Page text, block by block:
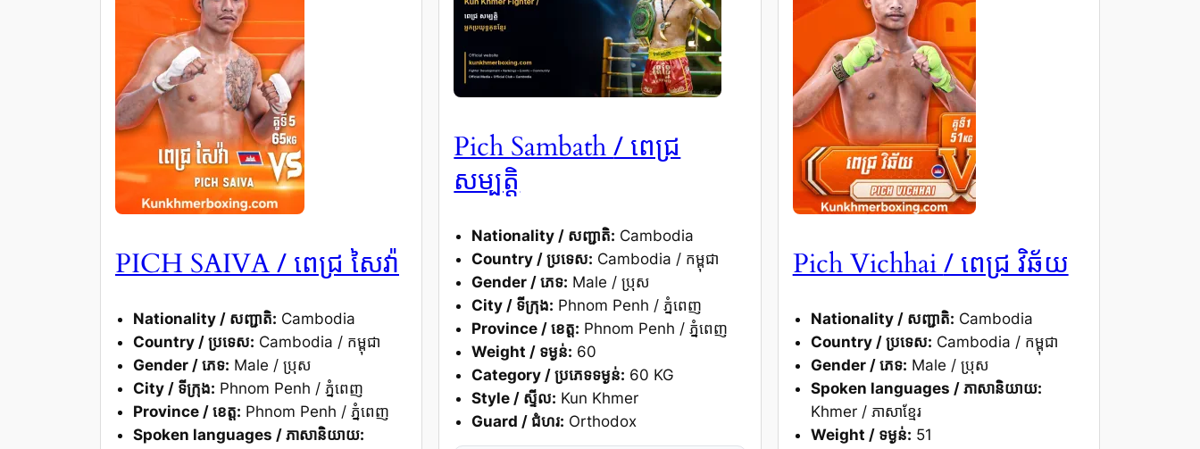
PICH SAIVA/ ពេជ្រ សៃវ៉ា
Nationality / សញ្ជាតិ: Cambodia
Country / ប្រទេស: Cambodia / កម្ពុជា
Gender / ភេទ: Male / ប្រុស
City / ទីក្រុង: Phnom Penh / ភ្នំពេញ
Province / ខេត្ត: Phnom Penh / ភ្នំពេញ
Spoken languages / ភាសានិយាយ:
Pich Sambath/ ពេជ្រ
សម្បត្តិ
Nationality / សញ្ជាតិ: Cambodia
Country / ប្រទេស: Cambodia / កម្ពុជា
Gender / ភេទ: Male / ប្រុស
City / ទីក្រុង: Phnom Penh / ភ្នំពេញ
Province / ខេត្ត: Phnom Penh / ភ្នំពេញ
Weight / ទម្ងន់: 60
Category / ប្រភេទទម្ងន់: 60 KG
Style / ស្ទីល: Kun Khmer
Guard / ជំហរ: Orthodox
Pich Vichhai/ ពេជ្រ វិឆ័យ
Nationality / សញ្ជាតិ: Cambodia
Country / ប្រទេស: Cambodia / កម្ពុជា
Gender / ភេទ: Male / ប្រុស
Spoken languages / ភាសានិយាយ:
Khmer / ភាសាខ្មែរ
Weight / ទម្ងន់: 51